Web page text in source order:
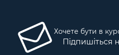
Хочете бути в
Підпишіться